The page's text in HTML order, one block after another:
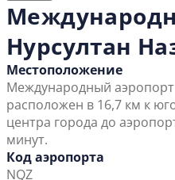
Нурсултан
Местоположение
Международный
расположен в 16,7 км к
центра города до
минут.
Код аэропорта
NQZ